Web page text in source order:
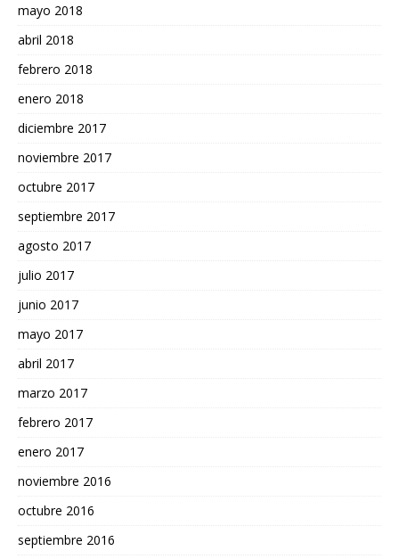
mayo 2018
abril 2018
febrero 2018
enero 2018
diciembre 2017
noviembre 2017
octubre 2017
septiembre 2017
agosto 2017
julio 2017
junio 2017
mayo 2017
abril 2017
marzo 2017
febrero 2017
enero 2017
noviembre 2016
octubre 2016
septiembre 2016